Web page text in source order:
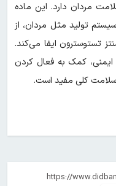
مردان دارد. این ماده
تولید مثل مردان، از
تستوسترون ایفا می‌کند.
کمک به فعال کردن
سلامت کلی مفید است.